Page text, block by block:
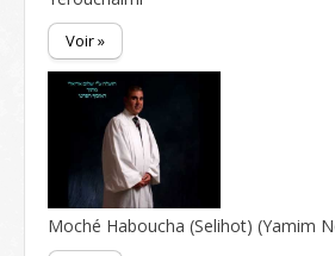
Voir »
Moché Haboucha (Selihot) (Yamim